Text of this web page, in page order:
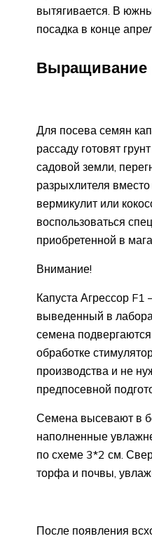
вытягивается. В
посадка в конце
Выращивание
Для посева семян
рассаду готовят
садовой земли,
разрыхлителя
вермикулит или
воспользоваться
приобретенной в
Внимание!
Капуста Агрессор F1
выведенный в
семена
обработке
производства и не
предпосевной
Семена высевают в
наполненные
по схеме 3*2 см.
торфа и почвы,
После появления